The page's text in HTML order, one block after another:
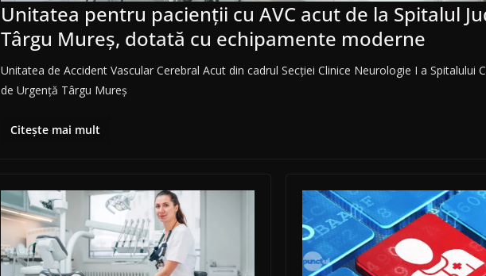
Unitatea pentru pacienții cu AVC acut de la Spitalul
Târgu Mureș, dotată cu echipamente moderne
Unitatea de Accident Vascular Cerebral Acut din cadrul Secției Clinice Neurologie I a Spitalului
de Urgență Târgu Mureș
Citește mai mult